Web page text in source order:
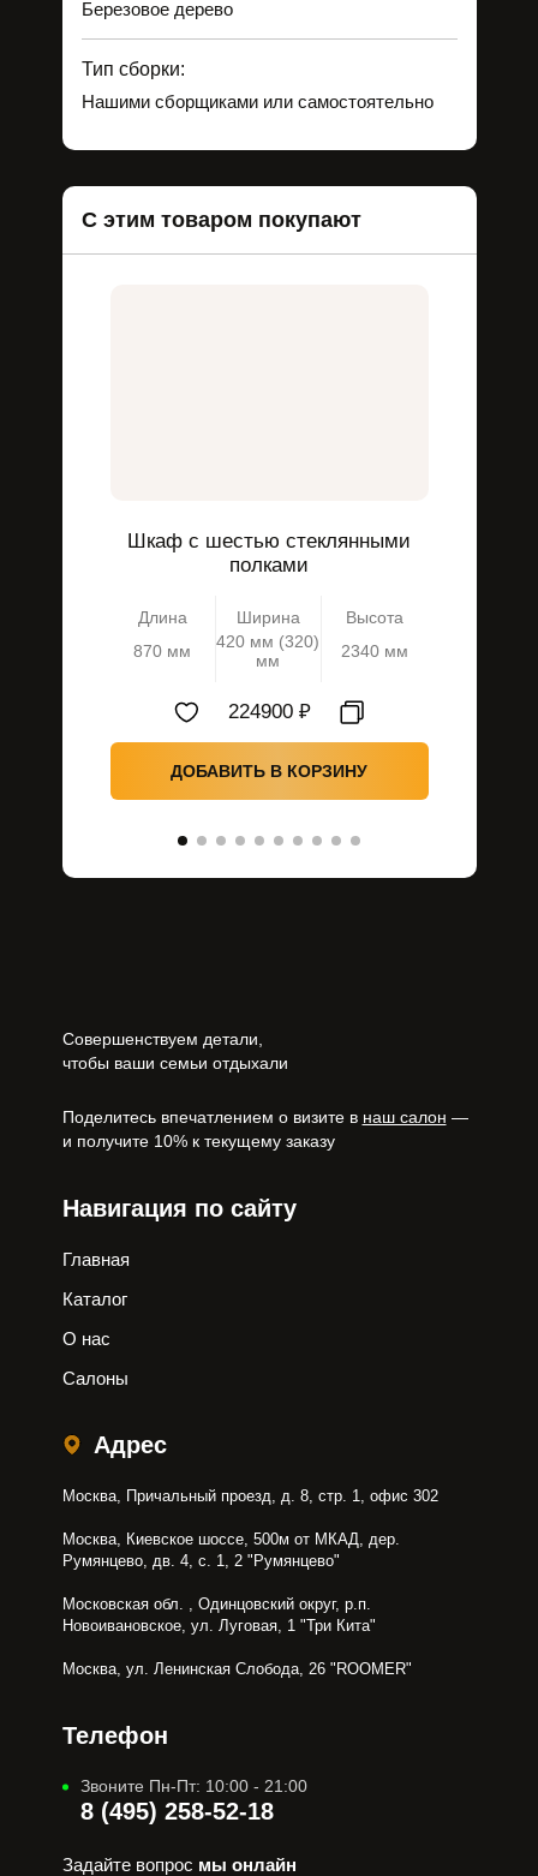
Березовое дерево
Тип сборки:
Нашими сборщиками или самостоятельно
С этим товаром покупают
Шкаф с шестью стеклянными
полками
Длина
870 мм
Ширина
420 мм (320)
мм
Высота
2340 мм
224900 ₽
ДОБАВИТЬ В КОРЗИНУ
Совершенствуем детали,
чтобы ваши семьи отдыхали
Поделитесь впечатлением о визите в наш салон —
и получите 10% к текущему заказу
Навигация по сайту
Главная
Каталог
О нас
Салоны
Адрес
Москва, Причальный проезд, д. 8, стр. 1, офис 302
Москва, Киевское шоссе, 500м от МКАД, дер.
Румянцево, дв. 4, с. 1, 2 "Румянцево"
Московская обл. , Одинцовский округ, р.п.
Новоивановское, ул. Луговая, 1 "Три Кита"
Москва, ул. Ленинская Слобода, 26 "ROOMER"
Телефон
Звоните Пн-Пт: 10:00 - 21:00
8 (495) 258-52-18
Задайте вопрос мы онлайн